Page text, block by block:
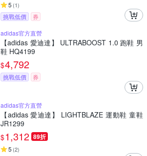
5 (1)
挑戰低價
券
adidas官方直營
【adidas 愛迪達】 ULTRABOOST 1.0 跑鞋 男
鞋 HQ4199
$4,792
挑戰低價 券
adidas官方直營
【adidas 愛迪達】 LIGHTBLAZE 運動鞋 童鞋
JR1299
$1,312 89折
5 (2)